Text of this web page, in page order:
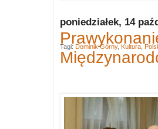
poniedziałek, 14
Tagi: Dominik Górny, Kultura